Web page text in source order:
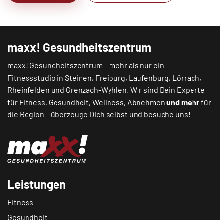
maxx! Gesundheitszentrum
maxx! Gesundheitszentrum – mehr als nur ein
Fitnessstudio in Steinen, Freiburg, Laufenburg, Lörrach,
Rheinfelden und Grenzach-Wyhlen . Wir sind Dein Experte
für Fitness, Gesundheit, Wellness, Abnehmen und mehrfür
die Region – überzeuge Dich selbst und besuche uns!
Leistungen
Fitness
Gesundheit